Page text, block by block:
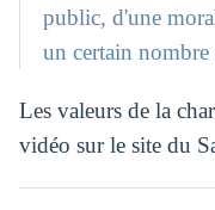
public, d'une
un certain
Les valeurs de la
vidéo sur le site du